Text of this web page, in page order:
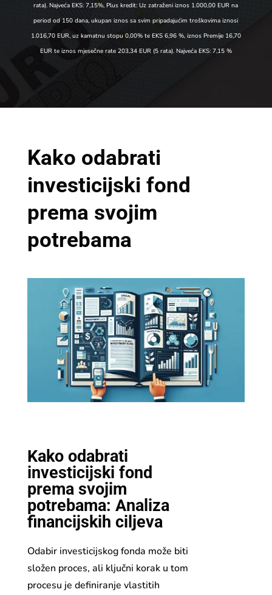
rata). Najveća EKS: 7,15%, Plus kredit: Uz zatraženi iznos 1.000,00 EUR na
period od 150 dana, ukupan iznos sa svim pripadajućim troškovima iznosi
1.016,70 EUR, uz kamatnu stopu 0,00% te EKS 6,96 %, iznos Premije 16,70
EUR te iznos mjesečne rate 203,34 EUR (5 rata). Najveća EKS: 7,15 %
Kako odabrati
investicijski fond
prema svojim
potrebama
Kako odabrati
investicijski fond
prema svojim
potrebama: Analiza
financijskih ciljeva
Odabir investicijskog fonda može biti
složen proces, ali ključni korak u tom
procesu je definiranje vlastitih